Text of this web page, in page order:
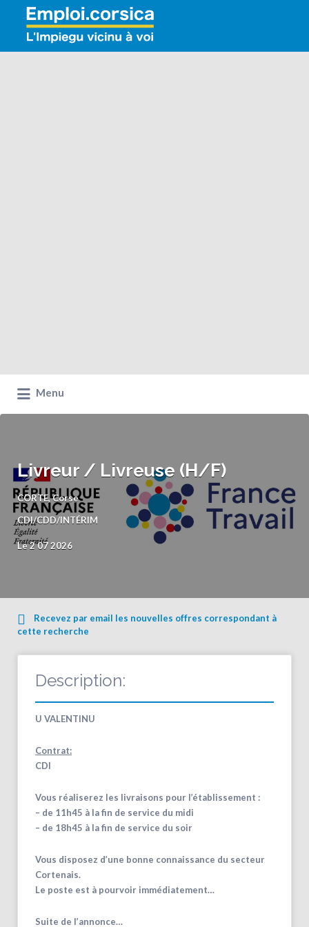
Rechercher:
Menu
Livreur / Livreuse (H/F)
CORTE, Corse
CDI/CDD/INTÉRIM
Le 2 07 2026
Recevez par email les nouvelles offres correspondant à
cette recherche
Description:
U VALENTINU
Contrat:
CDI
Vous réaliserez les livraisons pour l’établissement :
– de 11h45 à la fin de service du midi
– de 18h45 à la fin de service du soir
Vous disposez d’une bonne connaissance du secteur
Cortenais.
Le poste est à pourvoir immédiatement…
Suite de l’annonce…